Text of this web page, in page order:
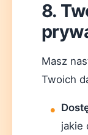
8.
Masz
Twoich
jakie